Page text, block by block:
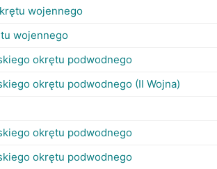
wojennego
wojennego
okrętu podwodnego
okrętu podwodnego (II Wojna)
okrętu podwodnego
okrętu podwodnego